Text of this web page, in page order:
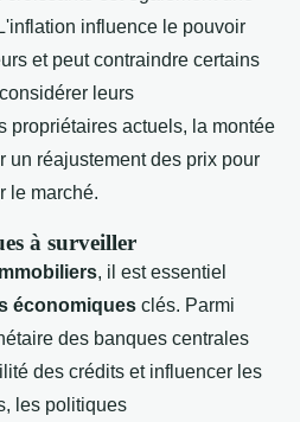
influence le pouvoir
et peut contraindre certains
leurs
propriétaires actuels, la montée
un réajustement des prix pour
le marché.
à surveiller
, il est essentiel
économiques clés. Parmi
des banques centrales
des crédits et influencer les
les politiques